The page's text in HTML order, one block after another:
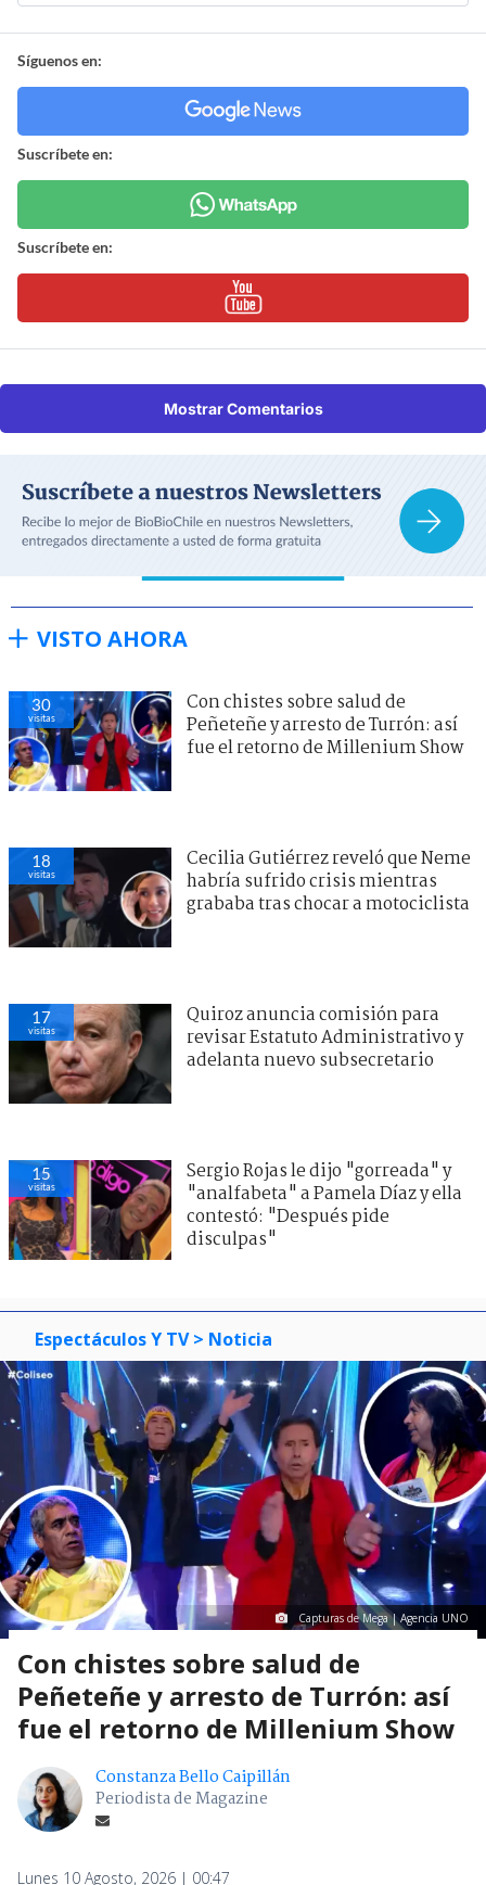
Síguenos en:
Suscríbete en:
Suscríbete en:
Mostrar Comentarios
VISTO AHORA
30
visitas
Con chistes sobre salud de
Peñeteñe y arresto de Turrón: así
fue el retorno de Millenium Show
18
visitas
Cecilia Gutiérrez reveló que Neme
habría sufrido crisis mientras
grababa tras chocar a motociclista
17
visitas
Quiroz anuncia comisión para
revisar Estatuto Administrativo y
adelanta nuevo subsecretario
15
visitas
Sergio Rojas le dijo "gorreada" y
"analfabeta" a Pamela Díaz y ella
contestó: "Después pide
disculpas"
Espectáculos Y TV > Noticia
Capturas de Mega | Agencia UNO
Con chistes sobre salud de
Peñeteñe y arresto de Turrón: así
fue el retorno de Millenium Show
Constanza Bello Caipillán
Periodista de Magazine
Lunes 10 Agosto, 2026 | 00:47